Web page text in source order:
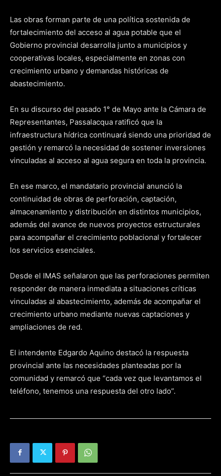
Las obras forman parte de una política sostenida de
fortalecimiento del acceso al agua potable que el
Gobierno provincial desarrolla junto a municipios y
cooperativas locales, especialmente en zonas con
crecimiento urbano y demandas históricas de
abastecimiento.
En su discurso del pasado 1° de Mayo ante la Cámara de
Representantes, Passalacqua ratificó que la
infraestructura hídrica continuará siendo una prioridad de
gestión y remarcó la necesidad de sostener inversiones
vinculadas al acceso al agua segura en toda la provincia.
En ese marco, el mandatario provincial anunció la
continuidad de obras de perforación, captación,
almacenamiento y distribución en distintos municipios,
además del avance de nuevos proyectos estructurales
para acompañar el crecimiento poblacional y fortalecer
los servicios esenciales.
Desde el IMAS señalaron que las perforaciones permiten
responder de manera inmediata a situaciones críticas
vinculadas al abastecimiento, además de acompañar el
crecimiento urbano mediante nuevas captaciones y
ampliaciones de red.
El intendente Edgardo Aquino destacó la respuesta
provincial ante las necesidades planteadas por la
comunidad y remarcó que “cada vez que levantamos el
teléfono, tenemos una respuesta del otro lado”.